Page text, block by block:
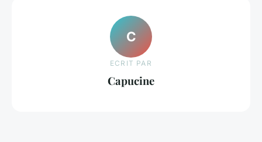
C
ECRIT PAR
Capucine